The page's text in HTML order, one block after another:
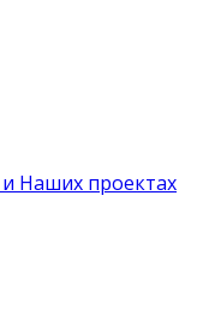
и Наших проектах